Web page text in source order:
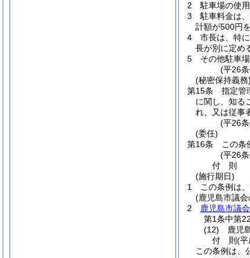
2
駐車場の使
3
駐車料金は
計額が500円
4
市長は、特
長が別に定め
5
その他駐車
(平26
(秘密保持義務)
第15条
指定管
に関し、知る
れ、又は従事
(平26
(委任)
第16条
この条
(平26
付 則
(施行期日)
1
この条例は
(鹿児島市議
2
鹿児島市議
第1条中第
(12) 鹿児
付 則(平
この条例は、